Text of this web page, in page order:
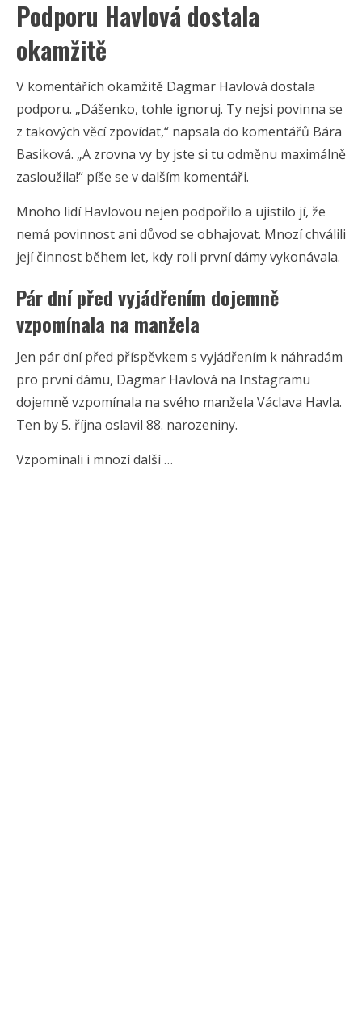
Podporu Havlová dostala
okamžitě
V komentářích okamžitě Dagmar Havlová dostala
podporu. „Dášenko, tohle ignoruj. Ty nejsi povinna se
z takových věcí zpovídat,“ napsala do komentářů Bára
Basiková. „A zrovna vy by jste si tu odměnu maximálně
zasloužila!“ píše se v dalším komentáři.
Mnoho lidí Havlovou nejen podpořilo a ujistilo jí, že
nemá povinnost ani důvod se obhajovat. Mnozí chválili
její činnost během let, kdy roli první dámy vykonávala.
Pár dní před vyjádřením dojemně
vzpomínala na manžela
Jen pár dní před příspěvkem s vyjádřením k náhradám
pro první dámu, Dagmar Havlová na Instagramu
dojemně vzpomínala na svého manžela Václava Havla.
Ten by 5. října oslavil 88. narozeniny.
Vzpomínali i mnozí další …